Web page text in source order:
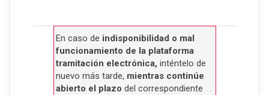
En caso de indisponibilidad o mal
funcionamiento de la plataforma
tramitación electrónica, inténtelo de
nuevo más tarde, mientras continúe
abierto el plazo del correspondiente